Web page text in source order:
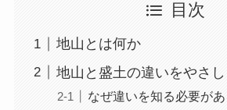
目次
地山とは何か
地山と盛土の違いをやさ
なぜ違いを知る必要が